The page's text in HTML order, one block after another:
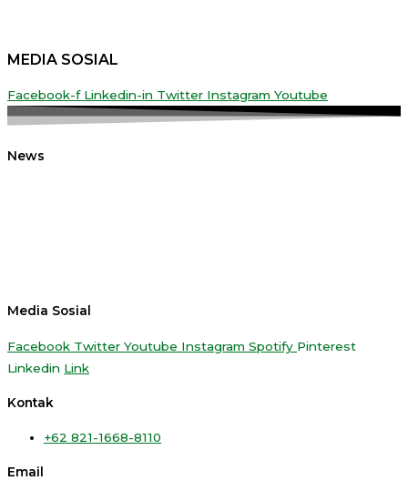
MEDIA SOSIAL
Facebook-f Linkedin-in Twitter Instagram Youtube
News
Media Sosial
Facebook Twitter Youtube Instagram Spotify Pinterest
Linkedin Link
Kontak
+62 821-1668-8110
Email